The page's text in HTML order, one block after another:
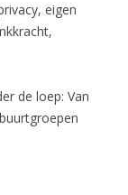
eigen
de loep: Van